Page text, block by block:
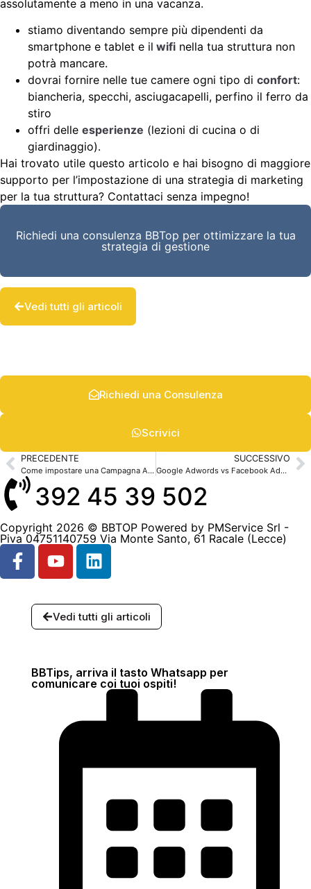
assolutamente a meno in una vacanza.
stiamo diventando sempre più dipendenti da
smartphone e tablet e il wifi nella tua struttura non
potrà mancare.
dovrai fornire nelle tue camere ogni tipo di confort:
biancheria, specchi, asciugacapelli, perfino il ferro da
stiro
offri delle esperienze (lezioni di cucina o di
giardinaggio).
Hai trovato utile questo articolo e hai bisogno di maggiore
supporto per l’impostazione di una strategia di marketing
per la tua struttura? Contattaci senza impegno!
Richiedi una consulenza BBTop per ottimizzare la tua
strategia di gestione
Vedi tutti gli articoli
Richiedi una Consulenza
Scrivici
PRECEDENTE
Come impostare una Campagna Adwords di successo per il tuo B&B
SUCCESSIVO
Google Adwords vs Facebook Ads, chi porta più prenotazioni?
392 45 39 502
Copyright 2026 © BBTOP Powered by PMService Srl -
Piva 04751140759 Via Monte Santo, 61 Racale (Lecce)
Vedi tutti gli articoli
BBTips, arriva il tasto Whatsapp per
comunicare coi tuoi ospiti!